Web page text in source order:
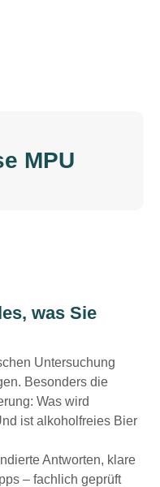
MPU
was Sie
Untersuchung
Besonders die
Was wird
ist alkoholfreies Bier
Antworten, klare
– fachlich geprüft